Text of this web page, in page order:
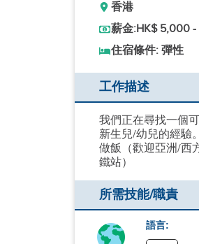
香港
薪金:HK$ 5,000
住宿條件: 彈性
工作描述
我們正在尋找一個
新生兒/幼兒的經驗
做飯（歡迎亞洲/西
鐵站）
所需技能/職責
語言: